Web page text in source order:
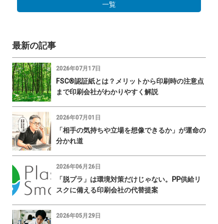
一覧
最新の記事
2026年07月17日
FSC®認証紙とは？メリットから印刷時の注意点
まで印刷会社がわかりやすく解説
2026年07月01日
「相手の気持ちや立場を想像できるか」が運命の
分かれ道
2026年06月26日
「脱プラ」は環境対策だけじゃない。PP供給リ
スクに備える印刷会社の代替提案
2026年05月29日